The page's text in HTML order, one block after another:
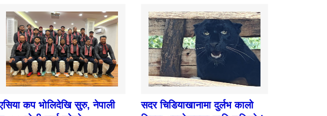
कप भोलिदेखि सुरु, नेपाली
सदर चिडियाखानामा दुर्लभ कालो